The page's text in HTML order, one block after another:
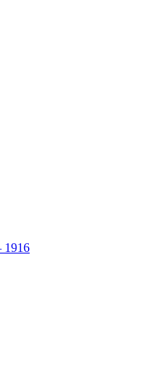
1916